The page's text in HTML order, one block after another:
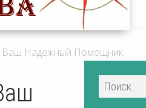
Ваш Надежный Помощник